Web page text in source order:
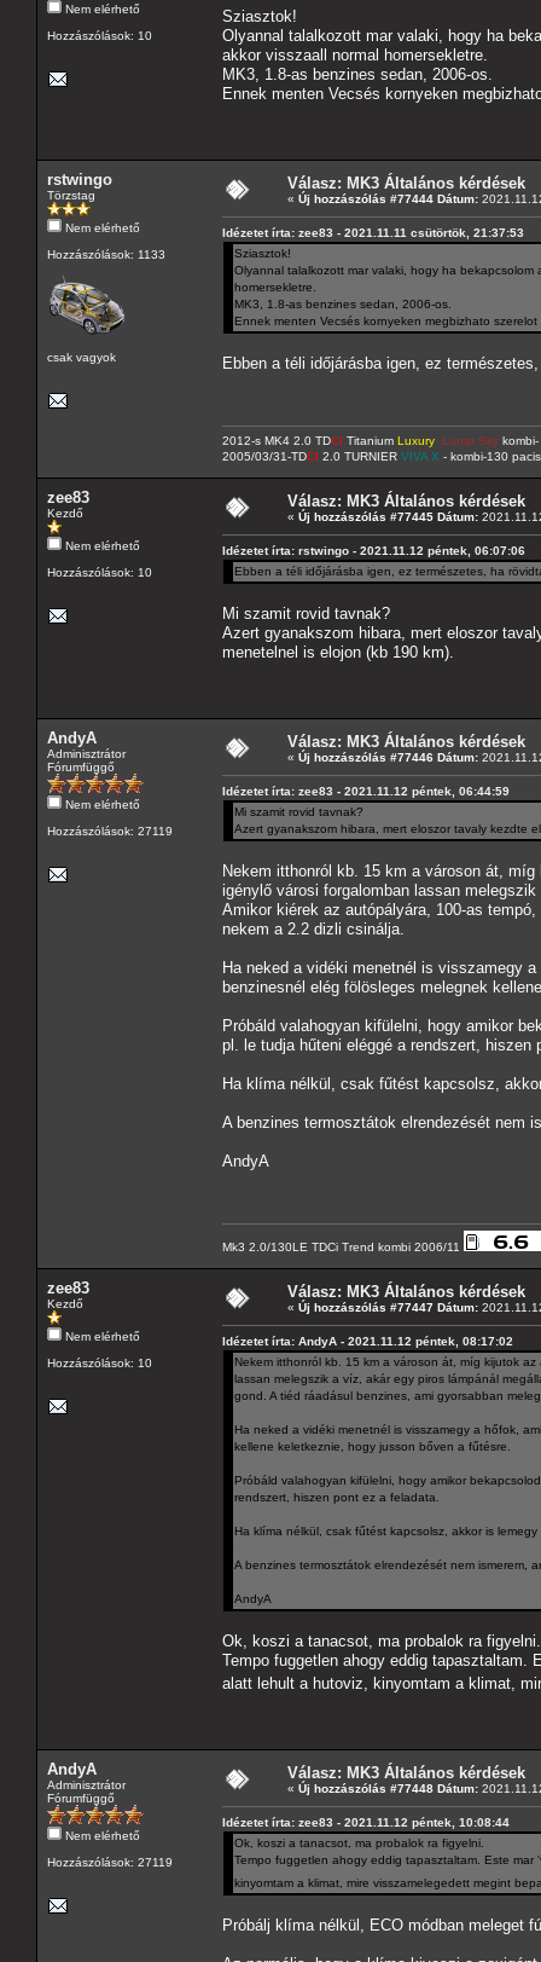
Nem elérhető
Hozzászólások: 10
Sziasztok!
Olyannal talalkozott mar valaki, hogy ha
akkor visszaall normal homersekletre.
MK3, 1.8-as benzines sedan, 2006-os.
Ennek menten Vecsés kornyeken
rstwingo
Törzstag
Nem elérhető
Hozzászólások: 1133
csak vagyok
Válasz: MK3 Általános kérdések
« Új hozzászólás #77444 Dátum:
Idézetet írta: zee83 - 2021.11.11 csütörtök, 21:37:53
Sziasztok!
Olyannal talalkozott mar valaki, hogy ha bekapcsolom
homersekletre.
MK3, 1.8-as benzines sedan, 2006-os.
Ennek menten Vecsés kornyeken megbizhato
Ebben a téli időjárásba igen, ez
2012-s MK4 2.0 TDCI Titanium Luxury Lunar Sky
2005/03/31-TDCI 2.0 TURNIER VIVA X - kombi-130
zee83
Kezdő
Nem elérhető
Hozzászólások: 10
Válasz: MK3 Általános kérdések
« Új hozzászólás #77445 Dátum:
Idézetet írta: rstwingo - 2021.11.12 péntek, 06:07:06
Ebben a téli időjárásba igen, ez természetes, ha
Mi szamit rovid tavnak?
Azert gyanakszom hibara, mert eloszor
menetelnel is elojon (kb 190 km).
AndyA
Adminisztrátor
Fórumfüggő
Nem elérhető
Hozzászólások: 27119
Válasz: MK3 Általános kérdések
« Új hozzászólás #77446 Dátum:
Idézetet írta: zee83 - 2021.11.12 péntek, 06:44:59
Mi szamit rovid tavnak?
Azert gyanakszom hibara, mert eloszor tavaly kezdte
Nekem itthonról kb. 15 km a városon át,
igénylő városi forgalomban lassan
Amikor kiérek az autópályára, 100-as
nekem a 2.2 dizli csinálja.
Ha neked a vidéki menetnél is visszamegy
benzinesnél elég fölösleges melegnek
Próbáld valahogyan kifülelni, hogy amikor
pl. le tudja hűteni eléggé a rendszert, hiszen
Ha klíma nélkül, csak fűtést kapcsolsz,
A benzines termosztátok elrendezését nem
AndyA
Mk3 2.0/130LE TDCi Trend kombi 2006/11
zee83
Kezdő
Nem elérhető
Hozzászólások: 10
Válasz: MK3 Általános kérdések
« Új hozzászólás #77447 Dátum:
Idézetet írta: AndyA - 2021.11.12 péntek, 08:17:02
Nekem itthonról kb. 15 km a városon át, míg kijutok
lassan melegszik a víz, akár egy piros lámpánál
gond. A tiéd ráadásul benzines, ami gyorsabban
Ha neked a vidéki menetnél is visszamegy a hőfok,
kellene keletkeznie, hogy jusson bőven a fűtésre.
Próbáld valahogyan kifülelni, hogy amikor
rendszert, hiszen pont ez a feladata.
Ha klíma nélkül, csak fűtést kapcsolsz, akkor is
A benzines termosztátok elrendezését nem ismerem,
AndyA
Ok, koszi a tanacsot, ma probalok ra figyelni.
Tempo fuggetlen ahogy eddig
alatt lehult a hutoviz, kinyomtam a klimat,
AndyA
Adminisztrátor
Fórumfüggő
Nem elérhető
Hozzászólások: 27119
Válasz: MK3 Általános kérdések
« Új hozzászólás #77448 Dátum:
Idézetet írta: zee83 - 2021.11.12 péntek, 10:08:44
Ok, koszi a tanacsot, ma probalok ra figyelni.
Tempo fuggetlen ahogy eddig tapasztaltam. Este
kinyomtam a klimat, mire visszamelegedett megint
Próbálj klíma nélkül, ECO módban meleget